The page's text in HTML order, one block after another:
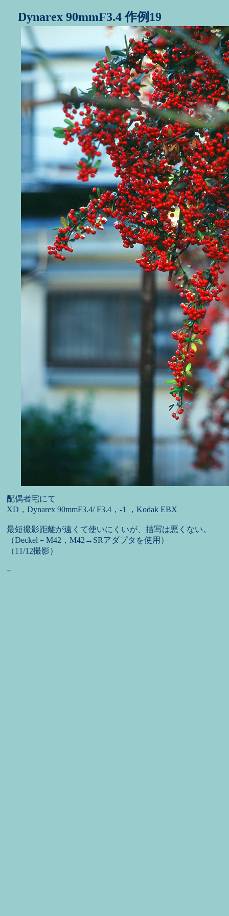
Dynarex 90mmF3.4 作例19
配偶者宅にて
XD，Dynarex 90mmF3.4/ F3.4，-1 ，Kodak EBX
最短撮影距離が遠くて使いにくいが、描写は悪くない。
（Deckel－M42，M42→SRアダプタを使用）
（11/12撮影）
+